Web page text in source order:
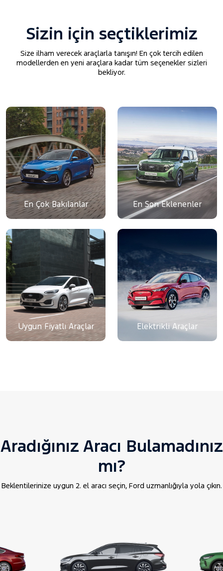
Sizin için seçtiklerimiz
Size ilham verecek araçlarla tanışın! En çok tercih edilen
modellerden en yeni araçlara kadar tüm seçenekler sizleri
bekliyor.
En Çok Bakılanlar En Son Eklenenler
Uygun Fiyatlı Araçlar Elektrikli Araçlar
Aradığınız Aracı Bulamadınız
mı?
Beklentilerinize uygun 2. el aracı seçin, Ford uzmanlığıyla yola çıkın.